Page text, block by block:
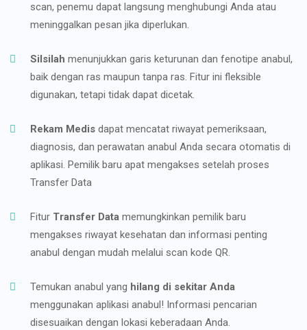
scan, penemu dapat langsung menghubungi Anda atau
meninggalkan pesan jika diperlukan.
Silsilah menunjukkan garis keturunan dan fenotipe anabul,
baik dengan ras maupun tanpa ras. Fitur ini fleksible
digunakan, tetapi tidak dapat dicetak.
Rekam Medis dapat mencatat riwayat pemeriksaan,
diagnosis, dan perawatan anabul Anda secara otomatis di
aplikasi. Pemilik baru apat mengakses setelah proses
Transfer Data
Fitur Transfer Data memungkinkan pemilik baru
mengakses riwayat kesehatan dan informasi penting
anabul dengan mudah melalui scan kode QR.
Temukan anabul yang hilang di sekitar Anda
menggunakan aplikasi anabul! Informasi pencarian
disesuaikan dengan lokasi keberadaan Anda.